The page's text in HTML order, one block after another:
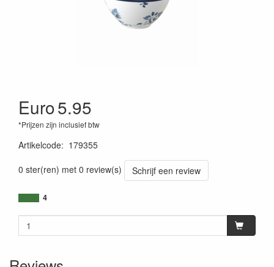
Euro5.95
*Prijzen zijn inclusief btw
Artikelcode: 179355
0 ster(ren) met 0 review(s)
Schrijf een review
4